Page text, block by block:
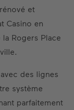
et
Casino en
Rogers Place
des lignes
système
parfaitement